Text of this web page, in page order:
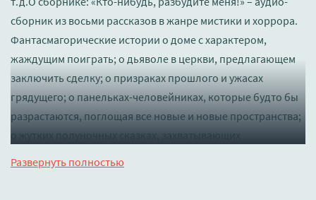
сборник из восьми рассказов в жанре мистики и хоррора.
Фантасмагорические истории о доме с характером,
жаждущим поиграть; о дьяволе в церкви, предлагающем
заключить сделку; о призраках прошлого и ужасах
грядущего; о панельках-человейниках, которые будто бы
разрастаются, поглощая все новые и новые пространства;
о жутких полуночных сказках, захватывающих
не соваться. И все это то ли кошмарные сны, то ли
Развернуть полностью